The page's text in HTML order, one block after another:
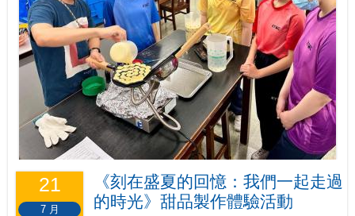
21
7 月
《刻在盛夏的回憶：我們一起走過
的時光》甜品製作體驗活動